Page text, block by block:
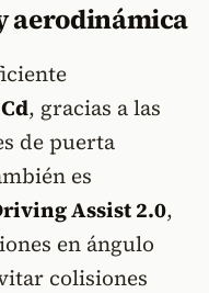
aerodinámica
, gracias a las
de puerta
es
Assist 2.0,
en ángulo
colisiones